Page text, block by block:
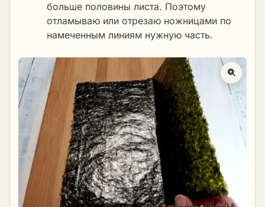
больше половины листа. Поэтому
отламываю или отрезаю ножницами по
намеченным линиям нужную часть.